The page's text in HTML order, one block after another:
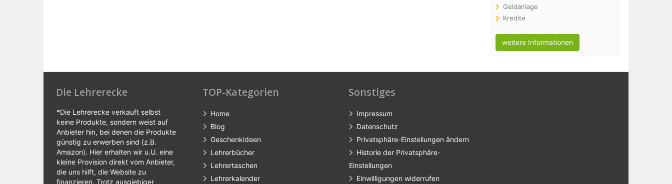
Geldanlage
Kredite
weitere Informationen
Die Lehrerecke
*Die Lehrerecke verkauft selbst
keine Produkte, sondern weist auf
Anbieter hin, bei denen die Produkte
günstig zu erwerben sind (z.B.
Amazon). Hier erhalten wir u.U. eine
kleine Provision direkt vom Anbieter,
die uns hilft, die Website zu
finanzieren. Trotz ausgiebiger
TOP-Kategorien
Home
Blog
Geschenkideen
Lehrerbücher
Lehrertaschen
Lehrerkalender
Sonstiges
Impressum
Datenschutz
Privatsphäre-Einstellungen ändern
Historie der Privatsphäre-
Einstellungen
Einwilligungen widerrufen